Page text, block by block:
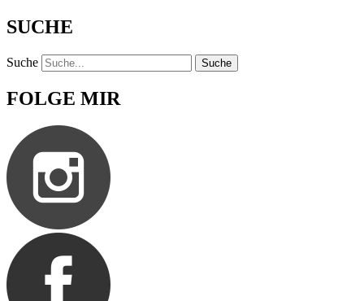
SUCHE
Suche Suche
FOLGE MIR